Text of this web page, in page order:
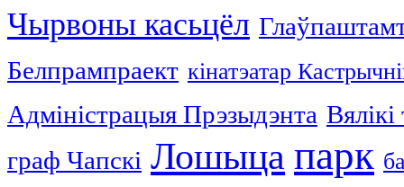
Чырвоны касьцёл
Белпрампраект кінатэатар
Адміністрацыя Прэзыдэнта Вялікі
граф Чапскі Лошыца парк